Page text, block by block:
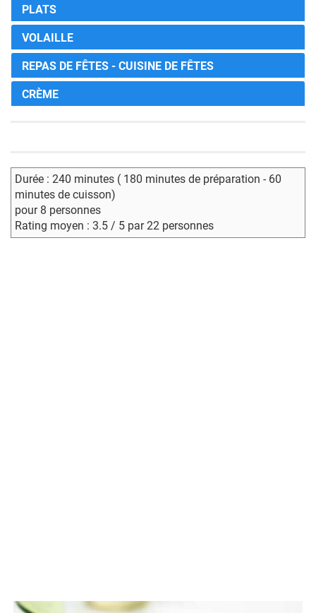
PLATS
VOLAILLE
REPAS DE FÊTES - CUISINE DE FÊTES
CRÈME
Durée : 240 minutes ( 180 minutes de préparation - 60
minutes de cuisson)
pour 8 personnes
Rating moyen : 3.5 / 5 par 22 personnes